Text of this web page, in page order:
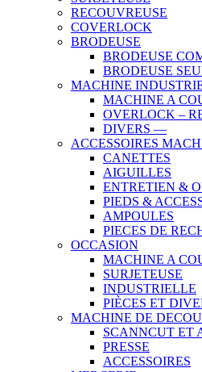
RECOUVREUSE
COVERLOCK
BRODEUSE
BRODEUSE
BRODEUSE
MACHINE
MACHINE A
OVERLOCK –
DIVERS —
ACCESSOIRES
CANETTES
AIGUILLES
ENTRETIEN &
PIEDS &
AMPOULES
PIECES DE
OCCASION
MACHINE A
SURJETEUSE
INDUSTRIELLE
PIÈCES ET
MACHINE DE
SCANNCUT ET
PRESSE
ACCESSOIRES